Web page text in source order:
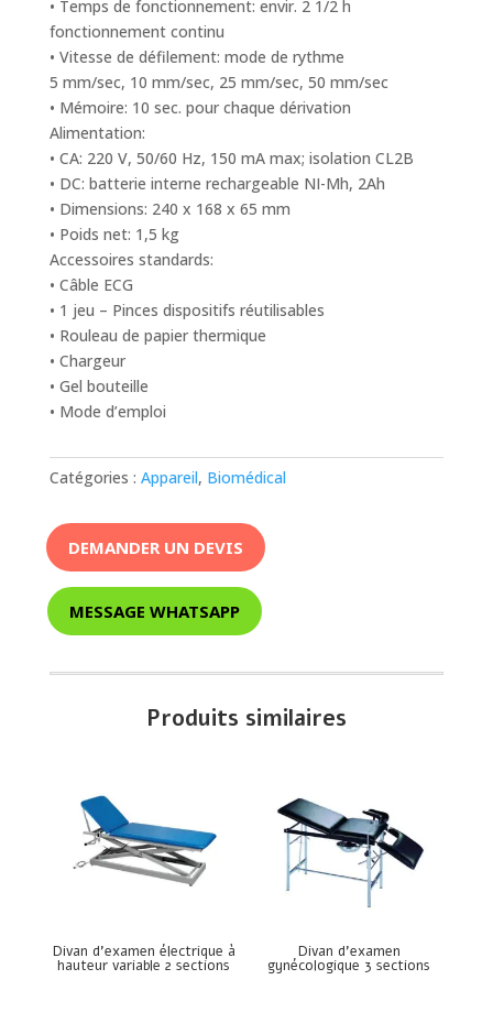
• Temps de fonctionnement: envir. 2 1/2 h
fonctionnement continu
• Vitesse de défilement: mode de rythme
5 mm/sec, 10 mm/sec, 25 mm/sec, 50 mm/sec
• Mémoire: 10 sec. pour chaque dérivation
Alimentation:
• CA: 220 V, 50/60 Hz, 150 mA max; isolation CL2B
• DC: batterie interne rechargeable NI-Mh, 2Ah
• Dimensions: 240 x 168 x 65 mm
• Poids net: 1,5 kg
Accessoires standards:
• Câble ECG
• 1 jeu – Pinces dispositifs réutilisables
• Rouleau de papier thermique
• Chargeur
• Gel bouteille
• Mode d’emploi
Catégories : Appareil, Biomédical
DEMANDER UN DEVIS
MESSAGE WHATSAPP
Produits similaires
Divan d’examen électrique à
hauteur variable 2 sections
Divan d’examen
gynécologique 3 sections